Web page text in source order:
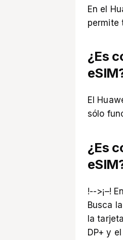
En el
permite
¿Es
El
sólo
¿Es
!-->¡–!
Busca
la
DP+ y